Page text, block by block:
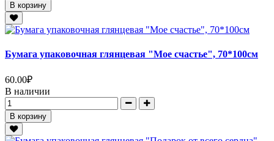
В корзину
Бумага упаковочная глянцевая "Мое счастье", 70*100см
60.00₽
В наличии
В корзину